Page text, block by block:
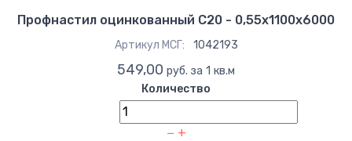
Профнастил оцинкованный С20 - 0,55x1100x6000
Артикул МСГ: 1042193
549,00 руб. за 1 кв.м
Количество
− +